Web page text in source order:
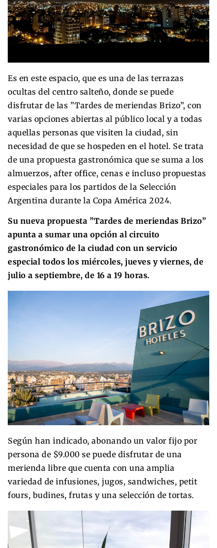
Es en este espacio, que es una de las terrazas
ocultas del centro salteño, donde se puede
disfrutar de las ”Tardes de meriendas Brizo”, con
varias opciones abiertas al público local y a todas
aquellas personas que visiten la ciudad, sin
necesidad de que se hospeden en el hotel. Se trata
de una propuesta gastronómica que se suma a los
almuerzos, after office, cenas e incluso propuestas
especiales para los partidos de la Selección
Argentina durante la Copa América 2024.
Su nueva propuesta ”Tardes de meriendas Brizo”
apunta a sumar una opción al circuito
gastronómico de la ciudad con un servicio
especial todos los miércoles, jueves y viernes, de
julio a septiembre, de 16 a 19 horas.
Según han indicado, abonando un valor fijo por
persona de $9.000 se puede disfrutar de una
merienda libre que cuenta con una amplia
variedad de infusiones, jugos, sandwiches, petit
fours, budines, frutas y una selección de tortas.